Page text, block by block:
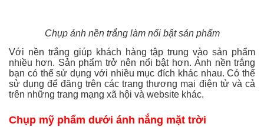
Chụp ảnh nền trắng làm nổi bật sản phẩm
Với nền trắng giúp khách hàng tập trung vào sản phẩm
nhiều hơn. Sản phẩm trở nên nổi bật hơn. Ảnh nền trắng
bạn có thể sử dụng với nhiều mục đích khác nhau. Có thể
sử dụng để đăng trên các trang thương mại điện tử và cả
trên những trang mạng xã hội và website khác.
Chụp mỹ phẩm dưới ánh nắng mặt trời